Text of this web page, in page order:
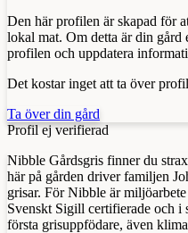
Den här profilen är skapad för
lokal mat. Om detta är din gård
profilen och uppdatera
Det kostar inget att ta över
Ta över din gård
Profil ej verifierad
Nibble Gårdsgris finner du
här på gården driver familjen
grisar. För Nibble är
Svenskt Sigill certifierade och i
första grisuppfödare, även